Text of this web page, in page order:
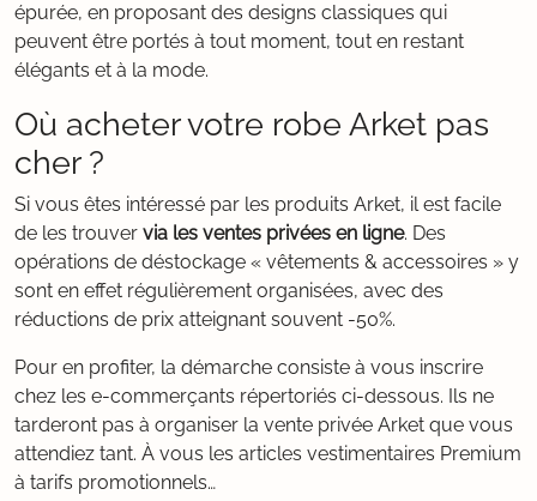
épurée, en proposant des designs classiques qui
peuvent être portés à tout moment, tout en restant
élégants et à la mode.
Où acheter votre robe Arket pas
cher ?
Si vous êtes intéressé par les produits Arket, il est facile
de les trouver via les ventes privées en ligne. Des
opérations de déstockage « vêtements & accessoires » y
sont en effet régulièrement organisées, avec des
réductions de prix atteignant souvent -50%.
Pour en profiter, la démarche consiste à vous inscrire
chez les e-commerçants répertoriés ci-dessous. Ils ne
tarderont pas à organiser la vente privée Arket que vous
attendiez tant. À vous les articles vestimentaires Premium
à tarifs promotionnels…